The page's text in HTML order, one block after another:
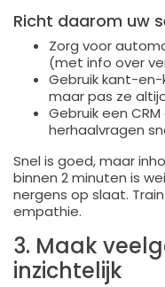
Richt daarom uw
Zorg voor
(met info over
Gebruik kant-
maar pas ze
Gebruik een
herhaalvragen
Snel is goed, maar
binnen 2 minuten is
nergens op slaat.
empathie.
3. Maak
inzichtelijk